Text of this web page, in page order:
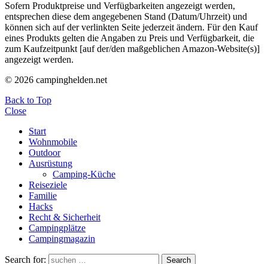
Sofern Produktpreise und Verfügbarkeiten angezeigt werden,
entsprechen diese dem angegebenen Stand (Datum/Uhrzeit) und
können sich auf der verlinkten Seite jederzeit ändern. Für den Kauf
eines Produkts gelten die Angaben zu Preis und Verfügbarkeit, die
zum Kaufzeitpunkt [auf der/den maßgeblichen Amazon-Website(s)]
angezeigt werden.
© 2026 campinghelden.net
Back to Top
Close
Start
Wohnmobile
Outdoor
Ausrüstung
Camping-Küche
Reiseziele
Familie
Hacks
Recht & Sicherheit
Campingplätze
Campingmagazin
Search for: Search